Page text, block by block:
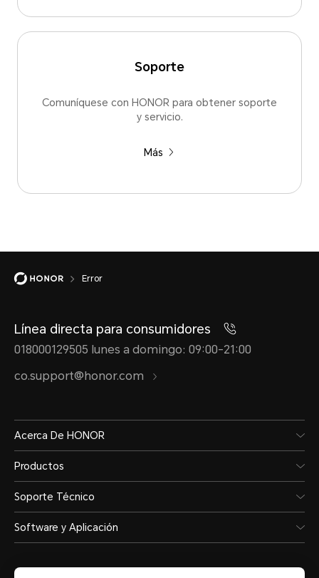
Soporte
Comuníquese con HONOR para obtener soporte
y servicio.
Más
Error
Línea directa para consumidores
018000129505 lunes a domingo: 09:00-21:00
co.support@honor.com
Acerca De HONOR
Productos
Soporte Técnico
Software y Aplicación